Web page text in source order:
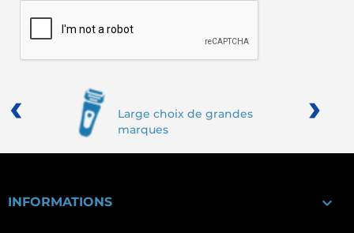
Large choix de grandes
marques
‹ ›
INFORMATIONS 